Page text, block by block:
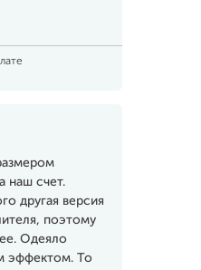
наш счет.
другая версия
поэтому
Одеяло
эффектом. То